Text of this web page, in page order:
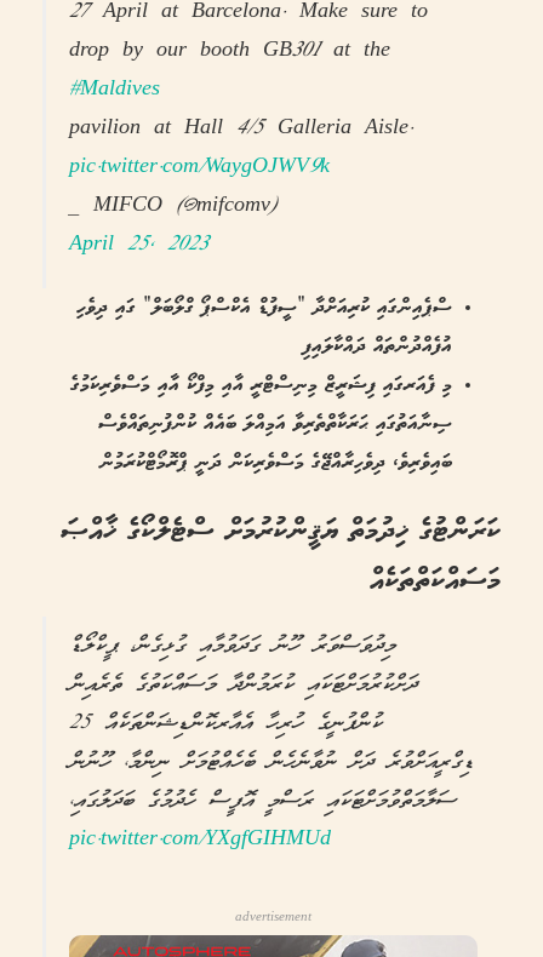
27 April at Barcelona. Make sure to
drop by our booth GB301 at the
#Maldives
pavilion at Hall 4/5 Galleria Aisle.
pic.twitter.com/WaygOJWV9k
— MIFCO (@mifcomv)
April 25, 2023
ސްޕެއިންގައި ކުރިއަށްދާ “ސީފުޑް އެކްސްޕޯ ގްލޯބަލް” ގައި ދިވެހި
އުފެއްދުންތައް ދައްކާލައިފި
މި ފެއަރގައި ފިޝަރީޒް މިނިސްޓްރީ އާއި މިފްކޯ އާއި މަސްވެރިކަމުގެ
ސިނާއަތުގައި ޙަރަކާތްތެރިވާ އަމިއްލަ ބައެއް ކުންފުނިތައްވެސް
ބައިވެރިވެ، ދިވެހިރާއްޖޭގެ މަސްވެރިކަން ދަނީ ޕްރޮމޯޓްކުރަމުން
ކަރަންޓުގެ ޚިދުމަތް ޔަޤީންކުރުމަށް ސްޓެލްކޯގެ ޚާއްޞަ
މަސައްކަތްތަކެއް
މިދުވަސްވަރު ހޫނު ގަދަވުމާއި ގުޅިގެން، ޕީކްލޯޑް
ދަށްކުރުމަށްޓަކައި ކުރަމުންދާ މަސައްކަތުގެ ތެރެއިން
ކުންފުނީގެ ހުރިހާ އެއާރކޮންޑިޝަންތަކެއް 25
ޑިގްރީއަށްވުރެ ދަށް ނުވާނެހެން ބެހެއްޓުމަށް ނިންމާ، ހޫނުން
ސަލާމަތްވުމަށްޓަކައި ރަސްމީ އޮފީސް ހެދުމުގެ ބަދަލުގައި،
pic.twitter.com/YXgfGIHMUd
advertisement